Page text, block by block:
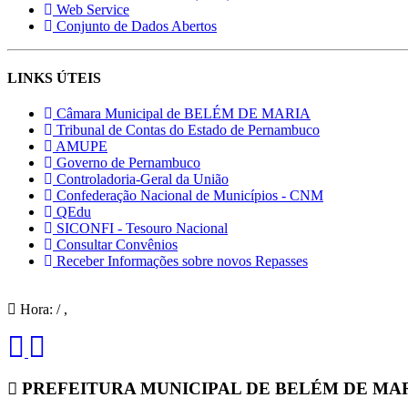
Web Service
Conjunto de Dados Abertos
LINKS ÚTEIS
Câmara Municipal de BELÉM DE MARIA
Tribunal de Contas do Estado de Pernambuco
AMUPE
Governo de Pernambuco
Controladoria-Geral da União
Confederação Nacional de Municípios - CNM
QEdu
SICONFI - Tesouro Nacional
Consultar Convênios
Receber Informações sobre novos Repasses
Hora: / ,
PREFEITURA MUNICIPAL DE BELÉM DE